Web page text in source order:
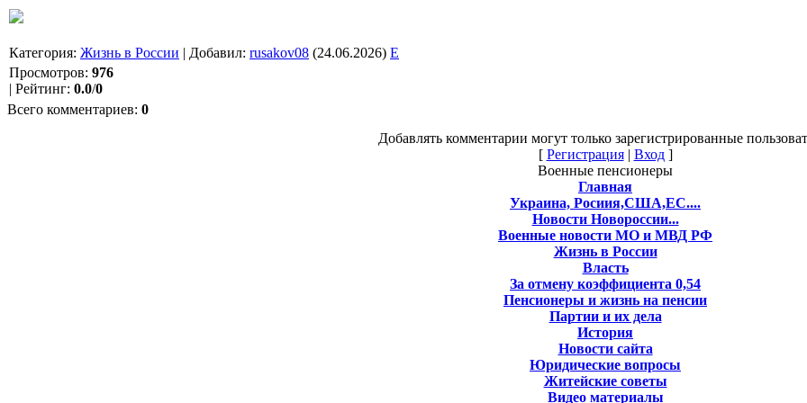
Категория: Жизнь в России | Добавил: rusakov08 (24.06.2026) E
Просмотров: 976
| Рейтинг: 0.0/0
Всего комментариев: 0
Добавлять комментарии могут только зарегистрированные
[ Регистрация| Вход]
Военные пенсионеры
Главная
Украина, Росиия,США,ЕС....
Новости Новороссии...
Военные новости МО и МВД РФ
Жизнь в России
Власть
За отмену коэффициента 0,54
Пенсионеры и жизнь на пенсии
Партии и их дела
История
Новости сайта
Юридические вопросы
Житейские советы
Видео материалы